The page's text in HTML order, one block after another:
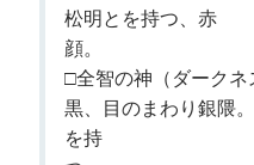
松明とを持つ、赤
顔。
□全智の神（ダーク
黒、目のまわり銀隈
を持